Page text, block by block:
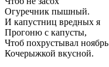
Огуречник пышный.
И капустниц вредных я
Прогоню с капусты,
Чтоб похрустывал ноябрь
Кочерыжкой вкусной.